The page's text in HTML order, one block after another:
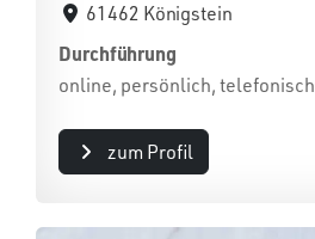
61462 Königstein
Durchführung
online, persönlich, telefonisch
zum Profil